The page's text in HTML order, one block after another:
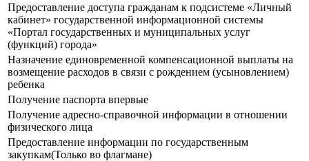
Предоставление доступа гражданам к подсистеме «Личный
кабинет» государственной информационной системы
«Портал государственных и муниципальных услуг
(функций) города»
Назначение единовременной компенсационной выплаты на
возмещение расходов в связи с рождением (усыновлением)
ребенка
Получение паспорта впервые
Получение адресно-справочной информации в отношении
физического лица
Предоставление информации по государственным
закупкам(Только во флагмане)